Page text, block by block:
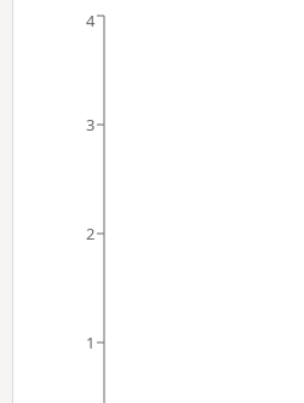
1
2
3
4